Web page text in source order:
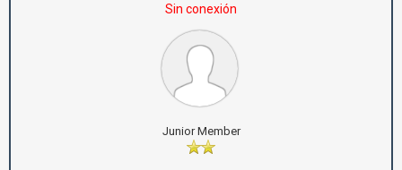
Sin conexión
Junior Member